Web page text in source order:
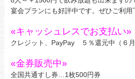
宴会プランにも好評中です。ぜひご利用
«キャッシュレスでお支払い»
クレジット、PayPay ５％還元中（６月
«金券販売中»
全国共通すし券…1枚500円券